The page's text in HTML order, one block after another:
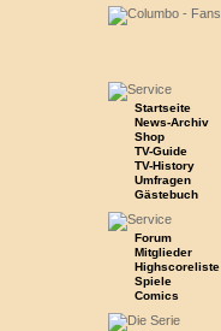
Startseite
News-Archiv
Shop
TV-Guide
TV-History
Umfragen
Gästebuch
Forum
Mitglieder
Highscoreliste
Spiele
Comics